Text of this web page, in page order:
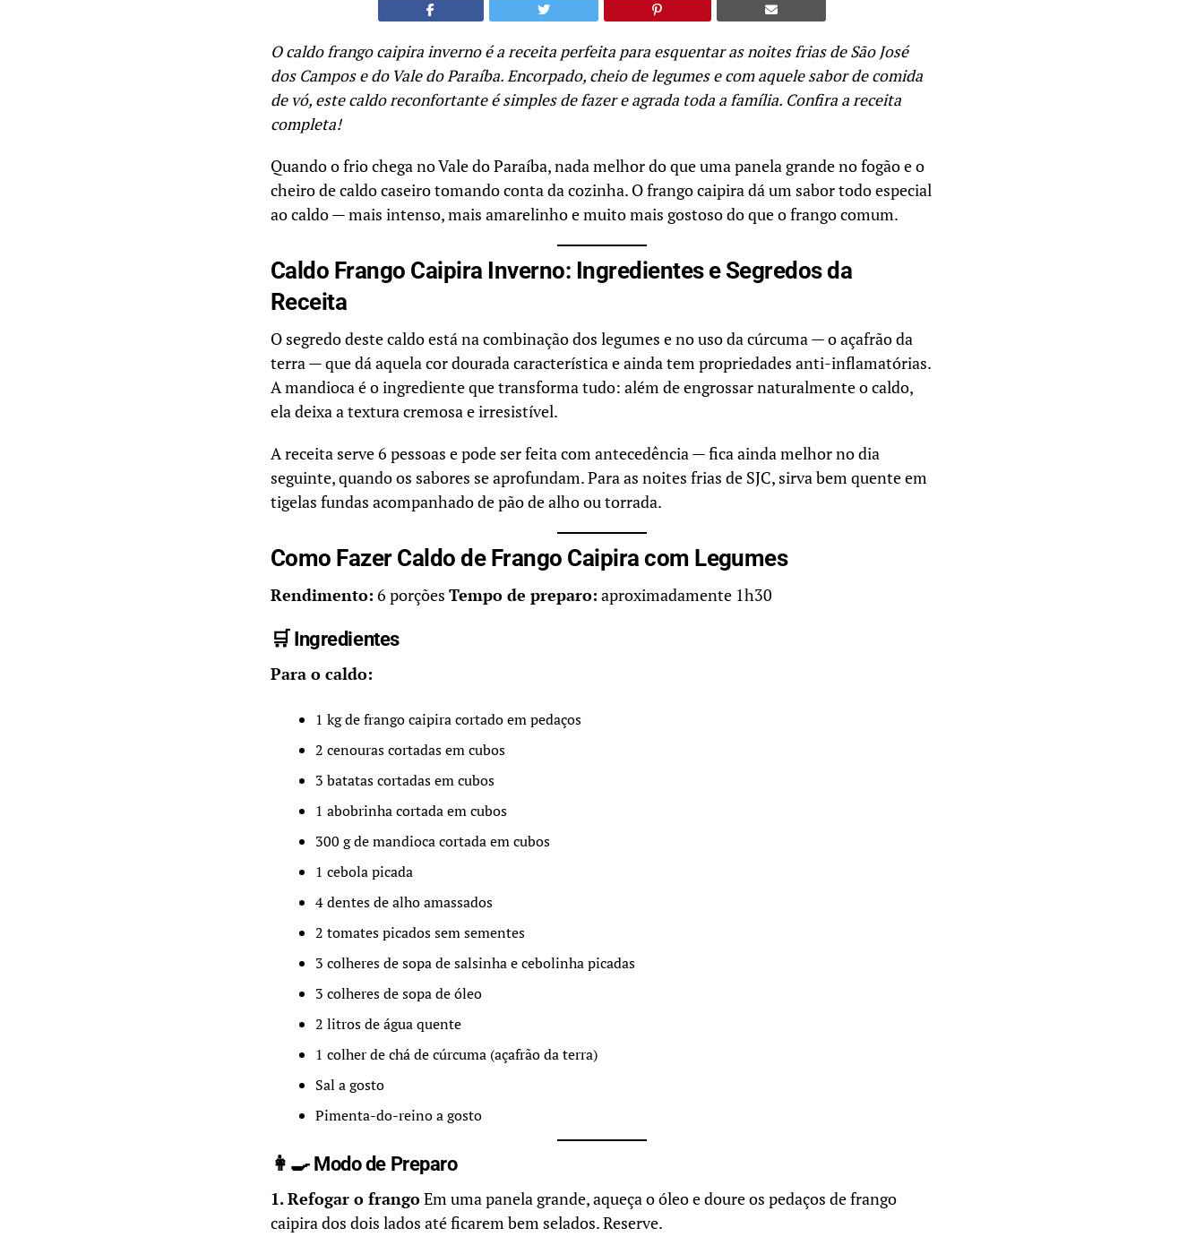
O caldo frango caipira inverno é a receita perfeita para esquentar as noites frias de São José
dos Campos e do Vale do Paraíba. Encorpado, cheio de legumes e com aquele sabor de comida
de vó, este caldo reconfortante é simples de fazer e agrada toda a família. Confira a receita
completa!
Quando o frio chega no Vale do Paraíba, nada melhor do que uma panela grande no fogão e o
cheiro de caldo caseiro tomando conta da cozinha. O frango caipira dá um sabor todo especial
ao caldo — mais intenso, mais amarelinho e muito mais gostoso do que o frango comum.
Caldo Frango Caipira Inverno: Ingredientes e Segredos da
Receita
O segredo deste caldo está na combinação dos legumes e no uso da cúrcuma — o açafrão da
terra — que dá aquela cor dourada característica e ainda tem propriedades anti-inflamatórias.
A mandioca é o ingrediente que transforma tudo: além de engrossar naturalmente o caldo,
ela deixa a textura cremosa e irresistível.
A receita serve 6 pessoas e pode ser feita com antecedência — fica ainda melhor no dia
seguinte, quando os sabores se aprofundam. Para as noites frias de SJC, sirva bem quente em
tigelas fundas acompanhado de pão de alho ou torrada.
Como Fazer Caldo de Frango Caipira com Legumes
Rendimento: 6 porções Tempo de preparo: aproximadamente 1h30
🛒 Ingredientes
Para o caldo:
1 kg de frango caipira cortado em pedaços
2 cenouras cortadas em cubos
3 batatas cortadas em cubos
1 abobrinha cortada em cubos
300 g de mandioca cortada em cubos
1 cebola picada
4 dentes de alho amassados
2 tomates picados sem sementes
3 colheres de sopa de salsinha e cebolinha picadas
3 colheres de sopa de óleo
2 litros de água quente
1 colher de chá de cúrcuma (açafrão da terra)
Sal a gosto
Pimenta-do-reino a gosto
👩‍🍳 Modo de Preparo
1. Refogar o frangoEm uma panela grande, aqueça o óleo e doure os pedaços de frango
caipira dos dois lados até ficarem bem selados. Reserve.